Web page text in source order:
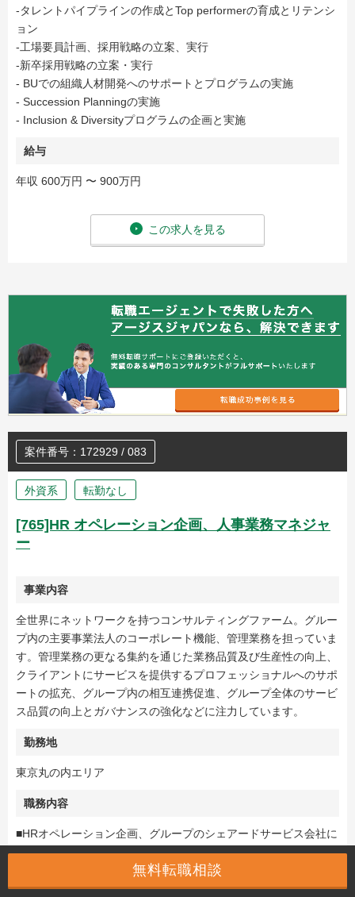
-タレントパイプラインの作成とTop performerの育成とリテンシ
ョン
-工場要員計画、採用戦略の立案、実行
-新卒採用戦略の立案・実行
- BUでの組織人材開発へのサポートとプログラムの実施
- Succession Planningの実施
- Inclusion & Diversityプログラムの企画と実施
給与
年収 600万円 〜 900万円
この求人を見る
案件番号：172929 / 083
外資系 転勤なし
[765]HR オペレーション企画、人事業務マネジャ
ー
事業内容
全世界にネットワークを持つコンサルティングファーム。グルー
プ内の主要事業法人のコーポレート機能、管理業務を担っていま
す。管理業務の更なる集約を通じた業務品質及び生産性の向上、
クライアントにサービスを提供するプロフェッショナルへのサポ
ートの拡充、グループ内の相互連携促進、グループ全体のサービ
ス品質の向上とガバナンスの強化などに注力しています。
勤務地
東京丸の内エリア
職務内容
■HRオペレーション企画、グループのシェアードサービス会社に
おける人事業務の受託マネジャー、グループの社労士法人リード
のいずれかを担うポジションです
無料転職相談